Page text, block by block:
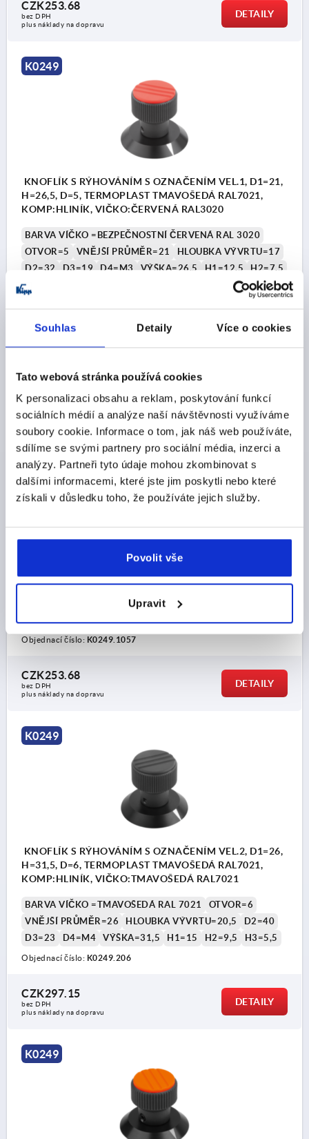
Souhlas Detaily Více o cookies
Tato webová stránka používá cookies
K personalizaci obsahu a reklam, poskytování funkcí
sociálních médií a analýze naší návštěvnosti využíváme
soubory cookie. Informace o tom, jak náš web používáte,
sdílíme se svými partnery pro sociální média, inzerci a
analýzy. Partneři tyto údaje mohou zkombinovat s
dalšími informacemi, které jste jim poskytli nebo které
získali v důsledku toho, že používáte jejich služby.
Povolit vše
Upravit
CZK253.68
bez DPH
plus náklady na dopravu
DETAILY
K0249
KNOFLÍK S RÝHOVÁNÍM S OZNAČENÍM VEL.1, D1=21,
H=26,5, D=5, TERMOPLAST TMAVOŠEDÁ RAL7021,
KOMP:HLINÍK, VIČKO:ČERVENÁ RAL3020
BARVA VÍČKO =BEZPEČNOSTNÍ ČERVENÁ RAL 3020
OTVOR=5
VNĚJŠÍ PRŮMĚR=21
HLOUBKA VÝVRTU=17
D2=32
D3=19 D4=M3 VÝŠKA=26,5 H1=12,5
H2=7,5
H3=4,5
DETAILY
K0249
H=26,5, D=5, TERMOPLAST TMAVOŠEDÁ RAL7021,
VNĚJŠÍ PRŮMĚR=21
HLOUBKA VÝVRTU=17
D2=32
VÝŠKA=26,5 H1=12,5
H3=4,5
Objednací číslo: K0249.1057
CZK253.68
bez DPH
plus náklady na dopravu
DETAILY
K0249
KNOFLÍK S RÝHOVÁNÍM S OZNAČENÍM VEL.2, D1=26,
H=31,5, D=6, TERMOPLAST TMAVOŠEDÁ RAL7021,
KOMP:HLINÍK, VIČKO:TMAVOŠEDÁ RAL7021
BARVA VÍČKO =TMAVOŠEDÁ RAL 7021
OTVOR=6
VNĚJŠÍ PRŮMĚR=26
HLOUBKA VÝVRTU=20,5
D2=40
D3=23
D4=M4 VÝŠKA=31,5 H1=15 H2=9,5 H3=5,5
Objednací číslo: K0249.206
CZK297.15
bez DPH
plus náklady na dopravu
DETAILY
K0249